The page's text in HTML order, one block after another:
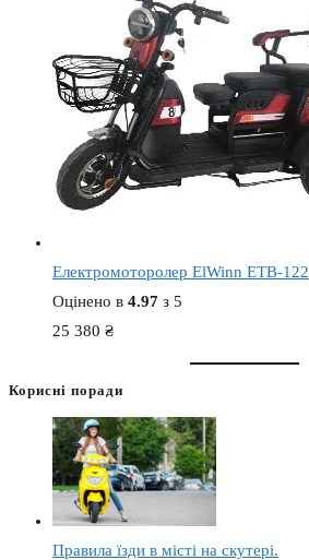
Електромоторолер ElWinn ETB-122
Оцінено в 4.97 з 5
25 380 ₴
Корисні поради
Правила їзди в місті на скутері.